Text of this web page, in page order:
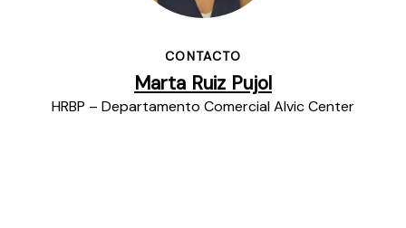
CONTACTO
Marta Ruiz Pujol
HRBP – Departamento Comercial Alvic Center